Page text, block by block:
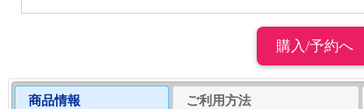
商品情報 ご利用方法